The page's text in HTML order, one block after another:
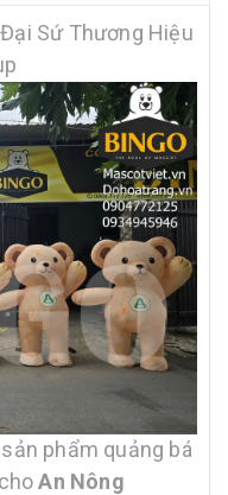
các cánh đồng thực
bảo mô hình luôn giữ
sáng trong suốt sự kiện.
không chỉ làm sinh động
sự đồng hành, hỗ trợ
triển của nông nghiệp
Quý khách vui lòng liên hệ
báo giá chi tiết qua các
phường Thới An, Quận
0904 772 125 | 0934 945
0968 899 663📧 Email:
trân trọng sự quan
động lực để Bingo không
ngày. Xem thêm: Mô
Sứ Thương Hiệu
sản phẩm quảng bá
An Nông